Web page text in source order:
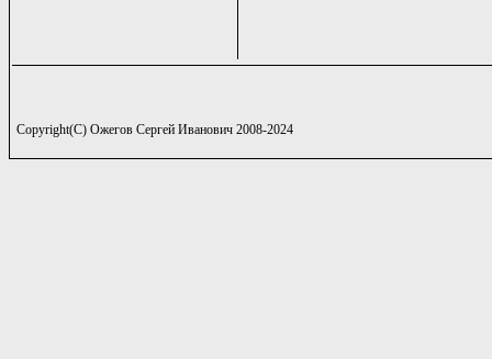
Copyright(C) Ожегов Сергей Иванович 2008-2024